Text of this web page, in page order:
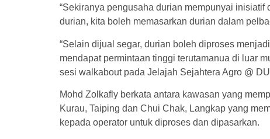
“Sekiranya pengusaha durian mempunyai
durian, kita boleh memasarkan durian dalam
“Selain dijual segar, durian boleh diproses
mendapat permintaan tinggi terutamanua di luar
sesi walkabout pada Jelajah Sejahtera Agro @
Mohd Zolkafly berkata antara kawasan yang
Kurau, Taiping dan Chui Chak, Langkap yang
kepada operator untuk diproses dan dipasarkan.